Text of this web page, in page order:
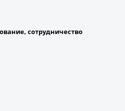
cотрудничество